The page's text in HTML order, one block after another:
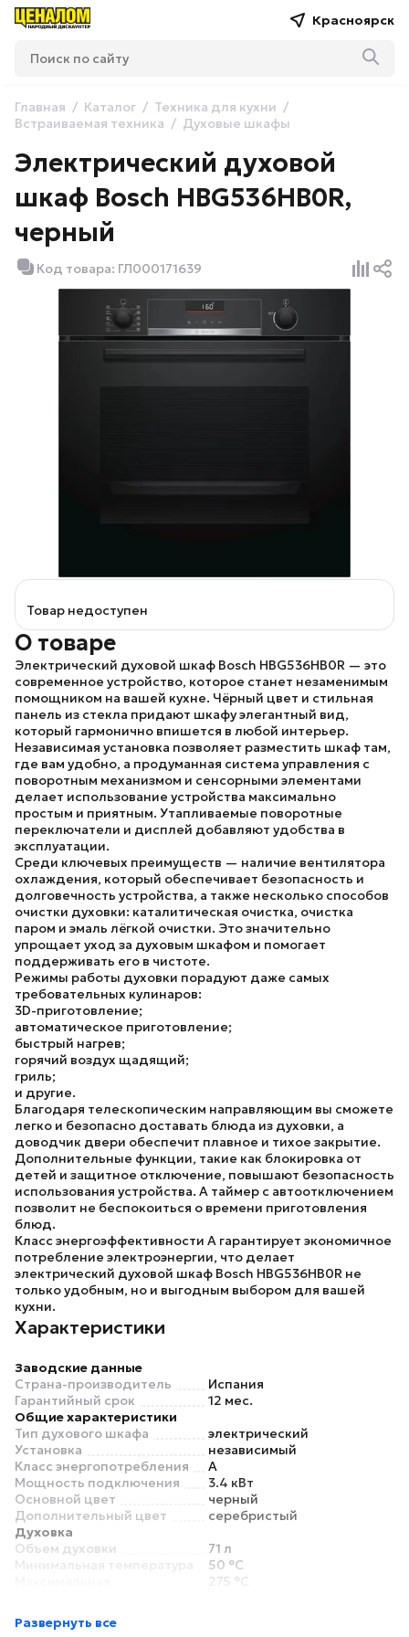
Красноярск
Главная Каталог
Техника для кухни
Встраиваемая техника
Духовые шкафы
Электрический духовой
шкаф Bosch HBG536HB0R,
черный
Код товара: ГЛ000171639
Товар недоступен
О товаре
Электрический духовой шкаф Bosch HBG536HB0R — это
современное устройство, которое станет незаменимым
помощником на вашей кухне. Чёрный цвет и стильная
панель из стекла придают шкафу элегантный вид,
который гармонично впишется в любой интерьер.
Независимая установка позволяет разместить шкаф там,
где вам удобно, а продуманная система управления с
поворотным механизмом и сенсорными элементами
делает использование устройства максимально
простым и приятным. Утапливаемые поворотные
переключатели и дисплей добавляют удобства в
эксплуатации.
Среди ключевых преимуществ — наличие вентилятора
охлаждения, который обеспечивает безопасность и
долговечность устройства, а также несколько способов
очистки духовки: каталитическая очистка, очистка
паром и эмаль лёгкой очистки. Это значительно
упрощает уход за духовым шкафом и помогает
поддерживать его в чистоте.
Режимы работы духовки порадуют даже самых
требовательных кулинаров:
3D-приготовление;
автоматическое приготовление;
быстрый нагрев;
горячий воздух щадящий;
гриль;
и другие.
Благодаря телескопическим направляющим вы сможете
легко и безопасно доставать блюда из духовки, а
доводчик двери обеспечит плавное и тихое закрытие.
Дополнительные функции, такие как блокировка от
детей и защитное отключение, повышают безопасность
использования устройства. А таймер с автоотключением
позволит не беспокоиться о времени приготовления
блюд.
Класс энергоэффективности A гарантирует экономичное
потребление электроэнергии, что делает
электрический духовой шкаф Bosch HBG536HB0R не
только удобным, но и выгодным выбором для вашей
кухни.
Характеристики
Заводские данные
Страна-производитель
Испания
Гарантийный срок
12 мес.
Общие характеристики
Тип духового шкафа
электрический
Установка
независимый
Класс энергопотребления
A
Мощность подключения
3.4 кВт
Основной цвет
черный
Дополнительный цвет
серебристый
Духовка
Объем духовки
71 л
Минимальная температура
50 °C
275 °C
Очистка духовки
Развернуть все